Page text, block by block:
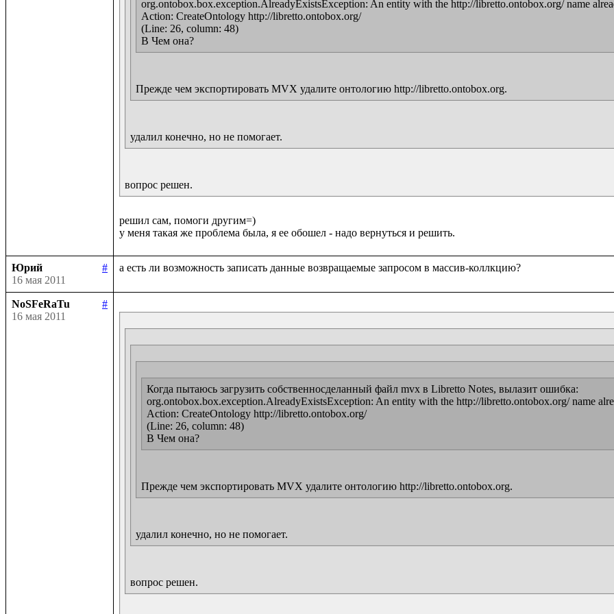
org.ontobox.box.exception.AlreadyExistsException: An entity with the http://libretto.ontobox.org/ name
Action: CreateOntology http://libretto.ontobox.org/
(Line: 26, column: 48)
В Чем она?
Прежде чем экспортировать MVX удалите онтологию http://libretto.ontobox.org.
удалил конечно, но не помогает.
вопрос решен.
решил сам, помоги другим=)
Юрий
#
16 мая 2011
NoSFeRaTu
#
16 мая 2011
Когда пытаюсь загрузить собственносделанный файл mvx в Libretto Notes, вылазит ошибка:
org.ontobox.box.exception.AlreadyExistsException: An entity with the http://libretto.ontobox.org/ name
Action: CreateOntology http://libretto.ontobox.org/
(Line: 26, column: 48)
В Чем она?
Прежде чем экспортировать MVX удалите онтологию http://libretto.ontobox.org.
удалил конечно, но не помогает.
вопрос решен.